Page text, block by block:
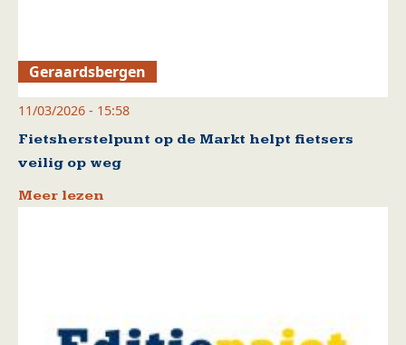
Geraardsbergen
11/03/2026 - 15:58
Fietsherstelpunt op de Markt helpt fietsers
veilig op weg
Meer lezen